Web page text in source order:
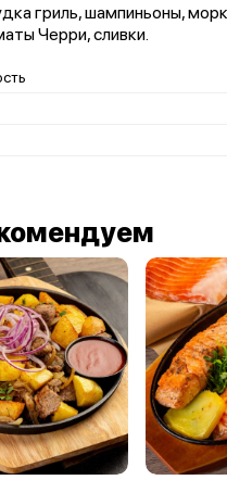
гриль, шампиньоны,
Черри, сливки.